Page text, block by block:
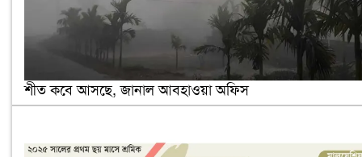
শীত কবে আসছে, জানাল আবহাওয়া অফিস